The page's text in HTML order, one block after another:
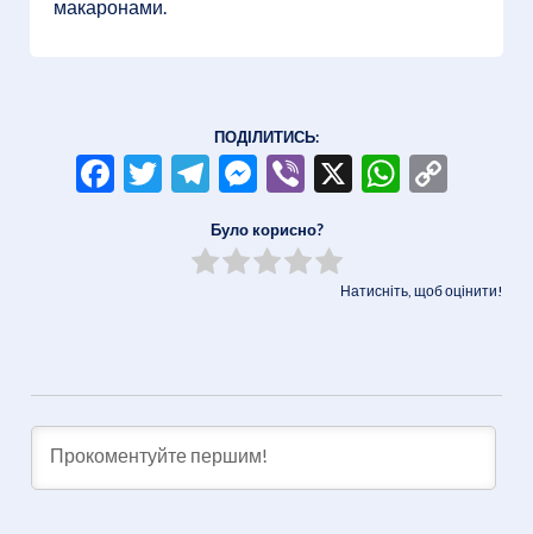
макаронами.
ПОДІЛИТИСЬ:
Facebook
Twitter
Telegram
Messenger
Viber
X
Було корисно?
Натисніть, щоб оцінити!